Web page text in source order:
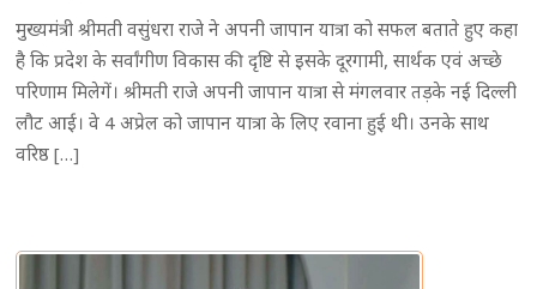
मुख्यमंत्री श्रीमती वसुंधरा राजे ने अपनी जापान यात्रा को सफल बताते हुए कहा
है कि प्रदेश के सर्वांगीण विकास की दृष्टि से इसके दूरगामी, सार्थक एवं अच्छे
परिणाम मिलेगें। श्रीमती राजे अपनी जापान यात्रा से मंगलवार तड़के नई दिल्ली
लौट आई। वे 4 अप्रेल को जापान यात्रा के लिए रवाना हुई थी। उनके साथ
वरिष्ठ […]